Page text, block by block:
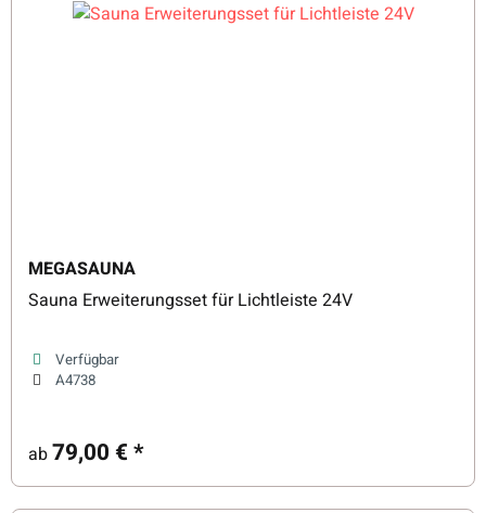
MEGASAUNA
Sauna Erweiterungsset für Lichtleiste 24V
Verfügbar
A4738
ab79,00 €*